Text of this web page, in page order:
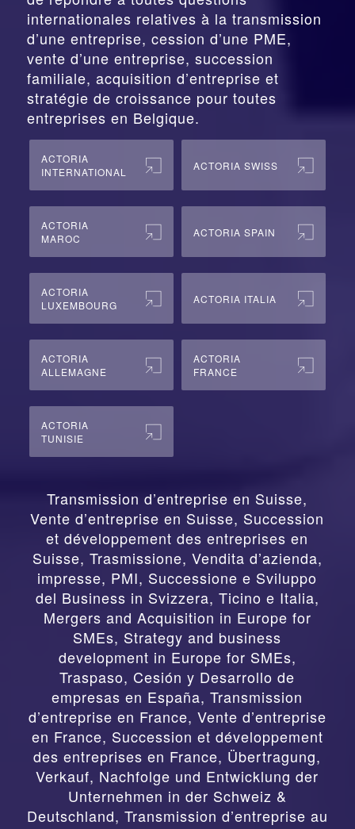
internationales relatives à la transmission
d’une entreprise, cession d’une PME,
vente d’une entreprise, succession
familiale, acquisition d’entreprise et
stratégie de croissance pour toutes
entreprises en Belgique.
ACTORIA
INTERNATIONAL
ACTORIA SWISS
ACTORIA
MAROC
ACTORIA SPAIN
ACTORIA
LUXEMBOURG
ACTORIA ITALIA
ACTORIA
ALLEMAGNE
ACTORIA
FRANCE
ACTORIA
TUNISIE
Transmission d’entreprise en Suisse,
Vente d’entreprise en Suisse, Succession
et développement des entreprises en
Suisse, Trasmissione, Vendita d’azienda,
impresse, PMI, Successione e Sviluppo
del Business in Svizzera, Ticino e Italia,
Mergers and Acquisition in Europe for
SMEs, Strategy and business
development in Europe for SMEs,
Traspaso, Cesión y Desarrollo de
empresas en España,Transmission
d’entreprise en France, Vente d’entreprise
en France, Succession et développement
des entreprises en France, Übertragung,
Verkauf, Nachfolge und Entwicklung der
Unternehmen in der Schweiz &
Deutschland, Transmission d’entreprise au